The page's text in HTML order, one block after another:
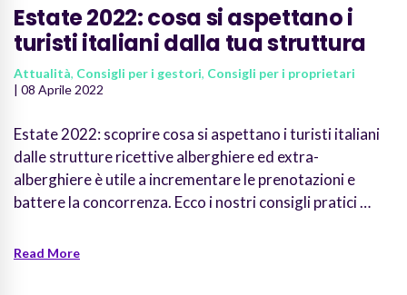
Estate 2022: cosa si aspettano i
turisti italiani dalla tua struttura
Attualità, Consigli per i gestori, Consigli per i proprietari
| 08 Aprile 2022
Estate 2022: scoprire cosa si aspettano i turisti italiani
dalle strutture ricettive alberghiere ed extra-
alberghiere è utile a incrementare le prenotazioni e
battere la concorrenza. Ecco i nostri consigli pratici …
Read More